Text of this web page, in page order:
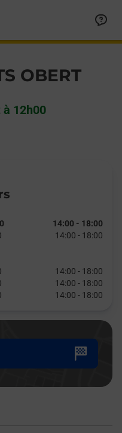
OBERT
à 12h00
14:00 - 18:00
14:00 - 18:00
14:00 - 18:00
14:00 - 18:00
14:00 - 18:00